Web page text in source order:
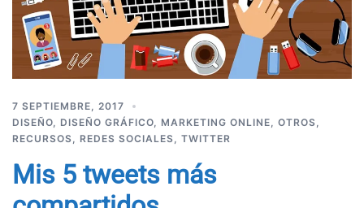
7 SEPTIEMBRE, 2017
DISEÑO
DISEÑO GRÁFICO MARKETING ONLINE OTROS
RECURSOS
REDES SOCIALES TWITTER
Mis 5 tweets más